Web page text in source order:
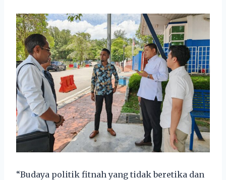
“Budaya politik fitnah yang tidak beretika dan